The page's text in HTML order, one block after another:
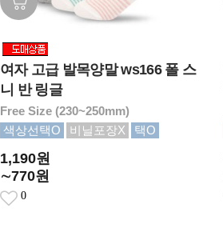
여자 고급 발목양말 ws166 폴 스
니 반 링글
Free Size (230~250mm)
색상선택O
비닐포장X 택O
1,190원
∼770원
0